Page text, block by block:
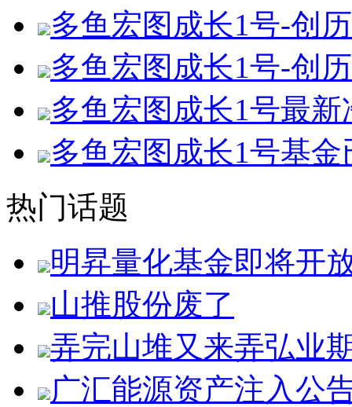
多鱼宏图成长1号-创
多鱼宏图成长1号-创
多鱼宏图成长1号最新
多鱼宏图成长1号基
热门话题
明昇量化基金即将开
山推股份废了
弄完山堆又来弄弘业
广汇能源资产注入公